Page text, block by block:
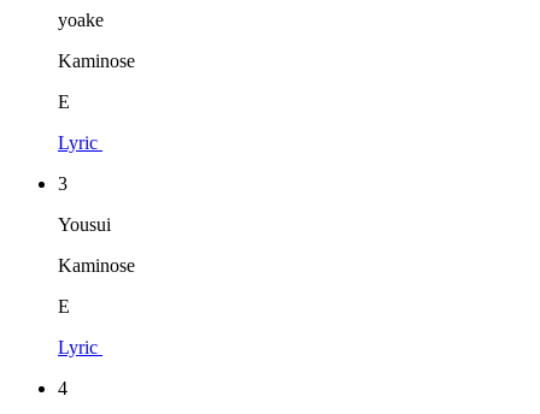
yoake
Kaminose
E
Lyric
3
Yousui
Kaminose
E
Lyric
4